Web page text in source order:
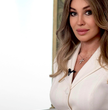
www.1tv.ru/-/xoash